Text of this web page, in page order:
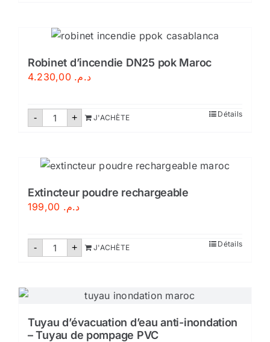
Maroc
Robinet d’incendie DN25 pok Maroc
د.م. 4.230,00
- quantité
pok
Maroc
+ J'ACHÈTE Détails
Extincteur poudre rechargeable
د.م.
- quantité
+ J'ACHÈTE Détails
Tuyau d’évacuation d’eau anti-inondation
– Tuyau de pompage PVC